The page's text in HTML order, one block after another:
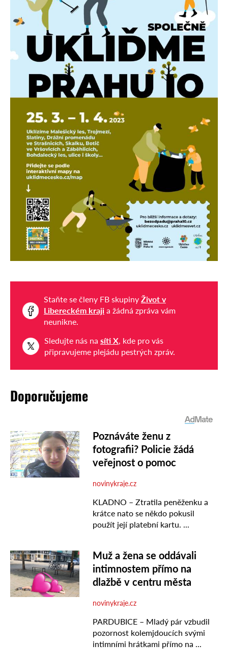
Staňte se členy FB skupiny Život v
Libereckém kraji a žádná zpráva vám
neunikne.
Sledujte nás na síti X, kde pro vás
připravujeme plejádu pestrých zpráv.
Doporučujeme